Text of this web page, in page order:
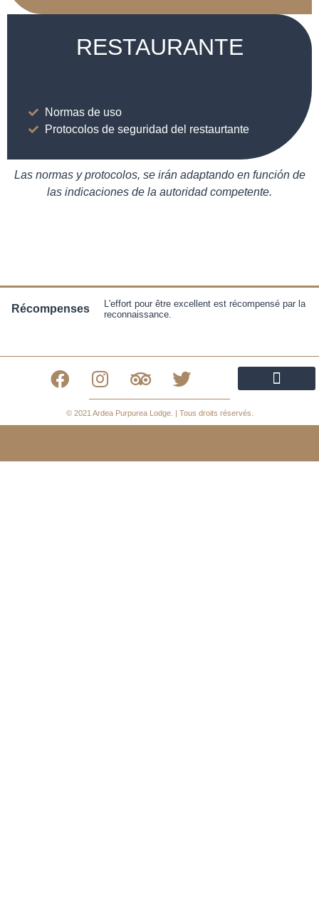
RESTAURANTE
Normas de uso
Protocolos de seguridad del restaurtante
Las normas y protocolos, se irán adaptando en función de
las indicaciones de la autoridad competente.
Récompenses
L'effort pour être excellent est récompensé par la
reconnaissance.
© 2021 Ardea Purpurea Lodge. | Tous droits réservés.